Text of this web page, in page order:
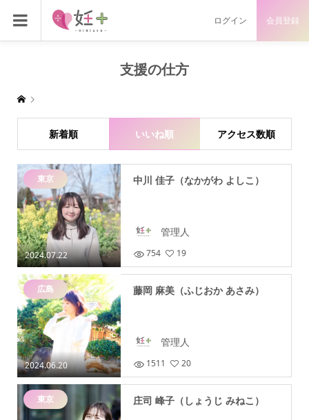
ログイン 会員登録
支援の仕方
新着順 いいね順 アクセス数順
2024.07.22
東京 中川 佳子（なかがわ よしこ）
管理人
754 19
2024.06.20
広島 藤岡 麻美（ふじおか あさみ）
管理人
1511 20
東京 庄司 峰子（しょうじ みねこ）